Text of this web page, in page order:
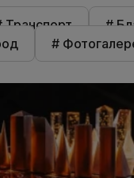
Транспорт
#
#